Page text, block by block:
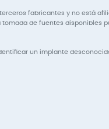
fabricantes y no está
de fuentes disponibles
un implante